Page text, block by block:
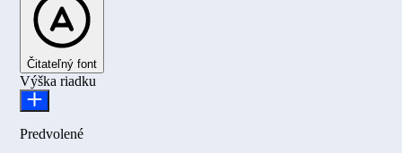
Čitateľný font
Výška riadku
Predvolené